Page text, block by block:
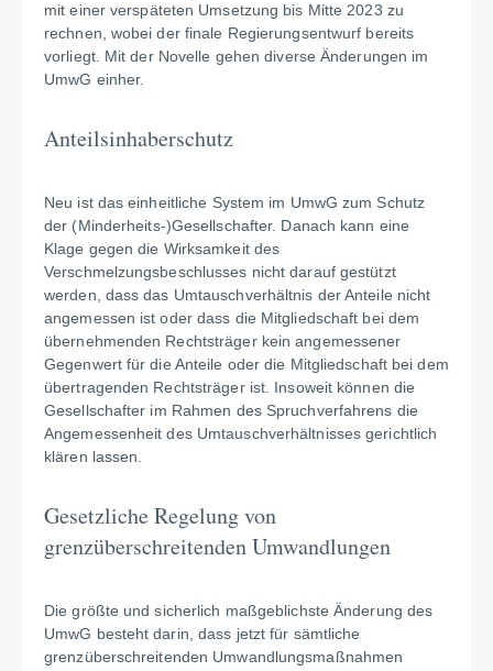
mit einer verspäteten Umsetzung bis Mitte 2023 zu
rechnen, wobei der finale Regierungsentwurf bereits
vorliegt. Mit der Novelle gehen diverse Änderungen im
UmwG einher.
Anteilsinhaberschutz
Neu ist das einheitliche System im UmwG zum Schutz
der (Minderheits-)Gesellschafter. Danach kann eine
Klage gegen die Wirksamkeit des
Verschmelzungsbeschlusses nicht darauf gestützt
werden, dass das Umtauschverhältnis der Anteile nicht
angemessen ist oder dass die Mitgliedschaft bei dem
übernehmenden Rechtsträger kein angemessener
Gegenwert für die Anteile oder die Mitgliedschaft bei dem
übertragenden Rechtsträger ist. Insoweit können die
Gesellschafter im Rahmen des Spruchverfahrens die
Angemessenheit des Umtauschverhältnisses gerichtlich
klären lassen.
Gesetzliche Regelung von
grenzüberschreitenden Umwandlungen
Die größte und sicherlich maßgeblichste Änderung des
UmwG besteht darin, dass jetzt für sämtliche
grenzüberschreitenden Umwandlungsmaßnahmen